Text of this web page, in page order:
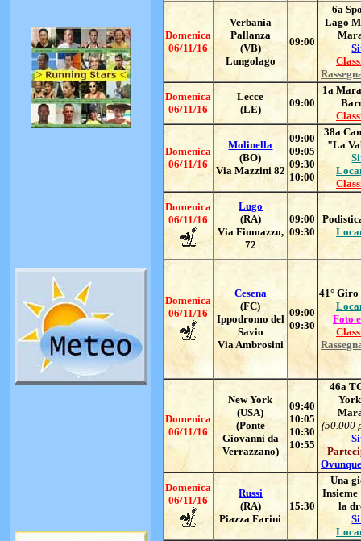
Domenica
06/11/16
Verbania
Pallanza
(VB)
Lungolago
09:00
6a
Lago
Domenica
06/11/16
Lecce
(LE)
09:00
1a
Domenica
06/11/16
Molinella
(BO)
Via Mazzini 82
09:00
09:05
09:30
10:00
38a
"La
Domenica
06/11/16
Lugo
(RA)
Via Fiumazzo,
72
09:00
09:30
Domenica
06/11/16
Cesena
(FC)
Ippodromo del
Savio
Via Ambrosini
09:00
09:30
41° Giro
Foto
Domenica
06/11/16
New York
(USA)
(Ponte
Giovanni da
Verrazzano)
09:40
10:05
10:30
10:55
46a
(50.000
Domenica
06/11/16
Russi
(RA)
Piazza Farini
15:30
Una
la